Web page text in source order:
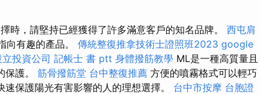
時，請堅持已經獲得了許多滿意客戶的知名品牌。 西屯肩
向有趣的產品。 傳統整復推拿技術士證照班2023 google
投資公司 記帳士 書 ptt 身體撥筋教學 ML是一種高質量且
保護。 筋骨撥筋堂 台中整復推薦 方便的噴霧格式可以輕巧
保護陽光有害影響的人的理想選擇。 台中市按摩 台胞證